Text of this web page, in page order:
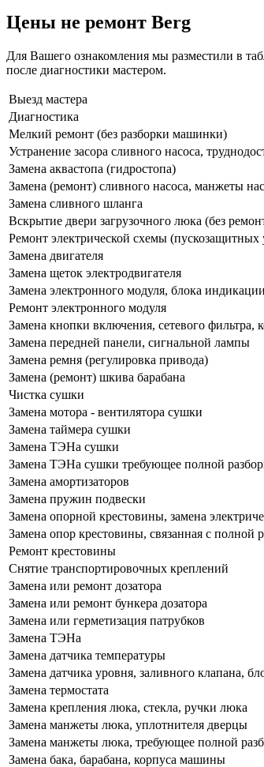
Цены не ремонт Berg
Для Вашего ознакомления мы разместили в
после диагностики мастером.
Выезд мастера
Диагностика
Мелкий ремонт (без разборки машинки)
Устранение засора сливного насоса,
Замена аквастопа (гидростопа)
Замена (ремонт) сливного насоса, манжеты
Замена сливного шланга
Вскрытие двери загрузочного люка (без
Ремонт электрической схемы (пускозащитных
Замена двигателя
Замена щеток электродвигателя
Замена электронного модуля, блока индикации
Ремонт электронного модуля
Замена кнопки включения, сетевого фильтра,
Замена передней панели, сигнальной лампы
Замена ремня (регулировка привода)
Замена (ремонт) шкива барабана
Чистка сушки
Замена мотора - вентилятора сушки
Замена таймера сушки
Замена ТЭНа сушки
Замена ТЭНа сушки требующее полной
Замена амортизаторов
Замена пружин подвески
Замена опорной крестовины, замена
Замена опор крестовины, связанная с полной
Ремонт крестовины
Снятие транспортировочных креплений
Замена или ремонт дозатора
Замена или ремонт бункера дозатора
Замена или герметизация патрубков
Замена ТЭНа
Замена датчика температуры
Замена датчика уровня, заливного клапана,
Замена термостата
Замена крепления люка, стекла, ручки люка
Замена манжеты люка, уплотнителя дверцы
Замена манжеты люка, требующее полной
Замена бака, барабана, корпуса машины